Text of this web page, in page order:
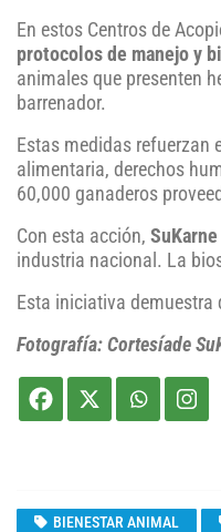
En estos Centros de
protocolos de manejo y
animales que presenten
barrenador.
Estas medidas refuerzan
alimentaria, derechos
60,000 ganaderos
Con esta acción,
industria nacional. La
Esta iniciativa
Fotografía: Cortesíade
BIENESTAR ANIMAL